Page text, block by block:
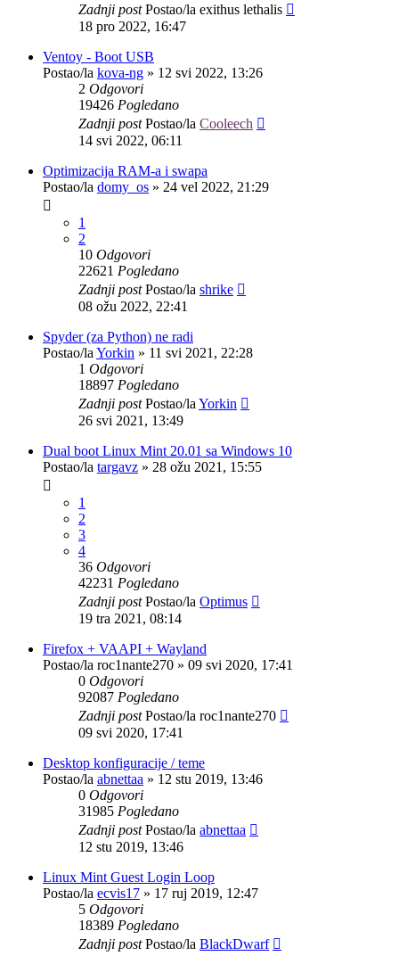
Zadnji postPostao/la exithus lethalis
18 pro 2022, 16:47
Ventoy - Boot USB
Postao/la kova-ng » 12 svi 2022, 13:26
2 Odgovori
19426 Pogledano
Zadnji postPostao/la Cooleech
14 svi 2022, 06:11
Optimizacija RAM-a i swapa
Postao/la domy_os » 24 vel 2022, 21:29
1
2
10 Odgovori
22621 Pogledano
Zadnji postPostao/la shrike
08 ožu 2022, 22:41
Spyder (za Python) ne radi
Postao/la Yorkin » 11 svi 2021, 22:28
1 Odgovori
18897 Pogledano
Zadnji postPostao/la Yorkin
26 svi 2021, 13:49
Dual boot Linux Mint 20.01 sa Windows 10
Postao/la targavz » 28 ožu 2021, 15:55
1
2
3
4
36 Odgovori
42231 Pogledano
Zadnji postPostao/la Optimus
19 tra 2021, 08:14
Firefox + VAAPI + Wayland
Postao/la roc1nante270 » 09 svi 2020, 17:41
0 Odgovori
92087 Pogledano
Zadnji postPostao/la roc1nante270
09 svi 2020, 17:41
Desktop konfiguracije / teme
Postao/la abnettaa » 12 stu 2019, 13:46
0 Odgovori
31985 Pogledano
Zadnji postPostao/la abnettaa
12 stu 2019, 13:46
Linux Mint Guest Login Loop
Postao/la ecvis17 » 17 ruj 2019, 12:47
5 Odgovori
18389 Pogledano
Zadnji postPostao/la BlackDwarf